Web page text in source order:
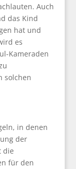
Auch
das Kind
hat und
es
Kameraden
solchen
in denen
der
die
für den